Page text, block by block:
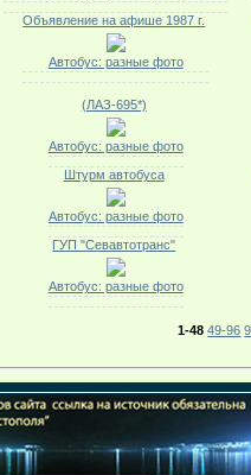
Объявление на афише 1987 г.
Автобус: разные фото
(ЛАЗ-695*)
Автобус: разные фото
Штурм автобуса
Автобус: разные фото
ГУП "Севавтотранс"
Автобус: разные фото
1-48 49-96